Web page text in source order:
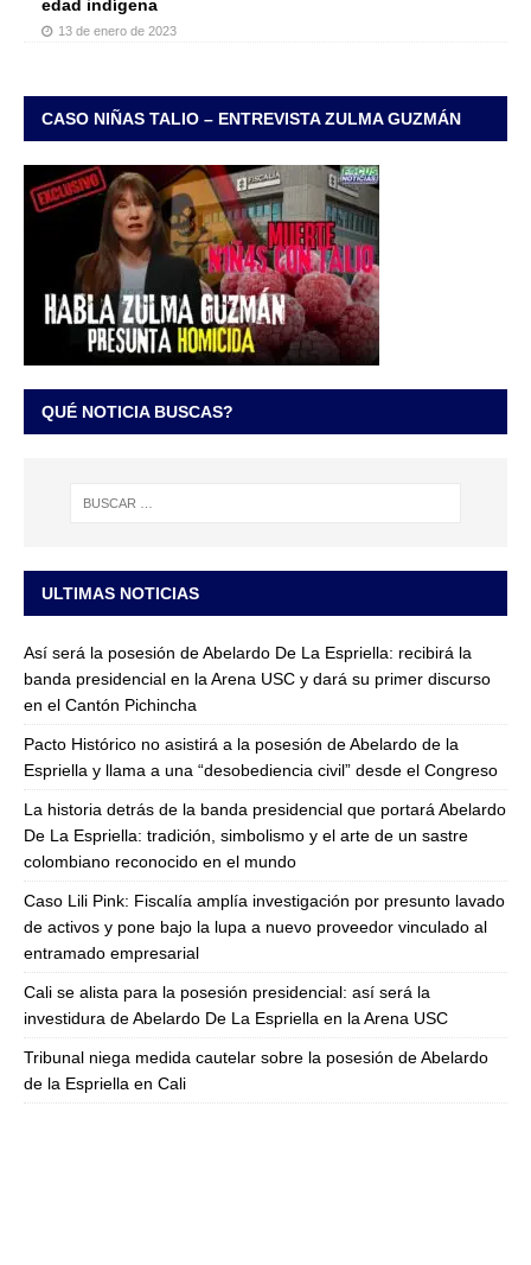
edad indígena
13 de enero de 2023
CASO NIÑAS TALIO – ENTREVISTA ZULMA GUZMÁN
QUÉ NOTICIA BUSCAS?
ULTIMAS NOTICIAS
Así será la posesión de Abelardo De La Espriella: recibirá la
banda presidencial en la Arena USC y dará su primer discurso
en el Cantón Pichincha
Pacto Histórico no asistirá a la posesión de Abelardo de la
Espriella y llama a una “desobediencia civil” desde el Congreso
La historia detrás de la banda presidencial que portará Abelardo
De La Espriella: tradición, simbolismo y el arte de un sastre
colombiano reconocido en el mundo
Caso Lili Pink: Fiscalía amplía investigación por presunto lavado
de activos y pone bajo la lupa a nuevo proveedor vinculado al
entramado empresarial
Cali se alista para la posesión presidencial: así será la
investidura de Abelardo De La Espriella en la Arena USC
Tribunal niega medida cautelar sobre la posesión de Abelardo
de la Espriella en Cali